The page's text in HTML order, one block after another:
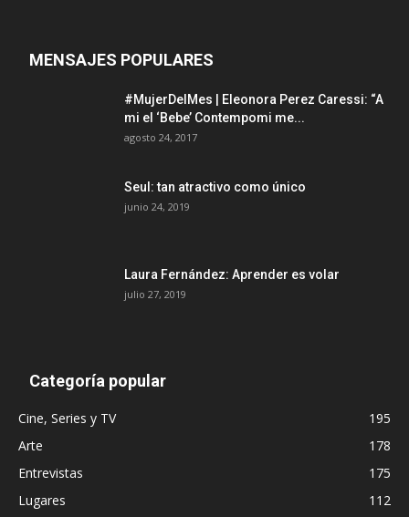
MENSAJES POPULARES
#MujerDelMes | Eleonora Perez Caressi: “A
mi el ‘Bebe’ Contempomi me...
agosto 24, 2017
Seul: tan atractivo como único
junio 24, 2019
Laura Fernández: Aprender es volar
julio 27, 2019
Categoría popular
Cine, Series y TV
195
Arte
178
Entrevistas
175
Lugares
112